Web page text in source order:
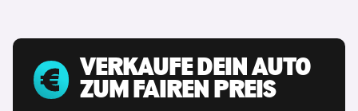
VERKAUFE DEIN AUTO
ZUM FAIREN PREIS